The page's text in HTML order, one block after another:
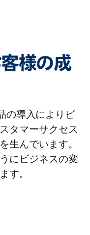
様の成
の導入によりビ
タマーサクセス
生んでいます。
にビジネスの変
す。